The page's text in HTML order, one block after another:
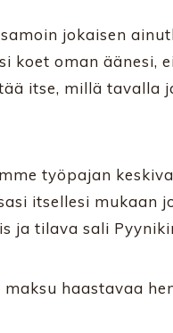
jokaisen
koet oman äänesi,
itse, millä tavalla
työpajan
itsellesi mukaan
ja tilava sali
haastavaa